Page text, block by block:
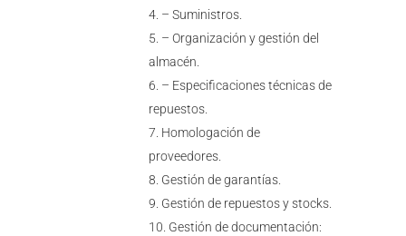
– Suministros.
– Organización y gestión del
almacén.
– Especificaciones técnicas de
repuestos.
Homologación de
proveedores.
Gestión de garantías.
Gestión de repuestos y stocks.
Gestión de documentación: